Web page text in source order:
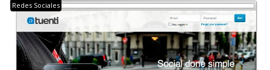
Redes Sociales